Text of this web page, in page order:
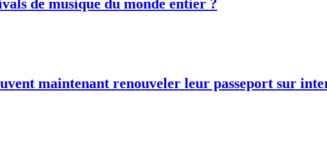
de musique du monde entier ?
maintenant renouveler leur passeport sur